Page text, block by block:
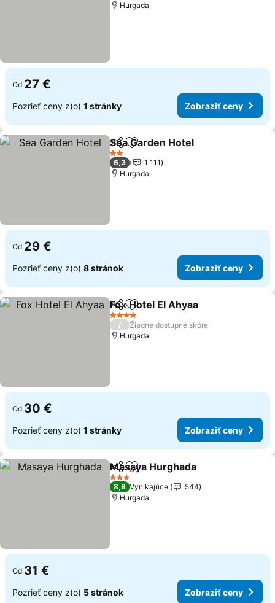
Hurgada
Od 27 €
Pozrieť ceny z(o) 1 stránky Zobraziť ceny
ZdieľaťPridať do obľúbených
Sea Garden Hotel
2 Počet hviezdičiek
6,3
1 111
Hurgada
Od 29 €
Pozrieť ceny z(o) 8 stránok Zobraziť ceny
ZdieľaťPridať do obľúbených
Fox Hotel El Ahyaa
4 Počet hviezdičiek
/
Žiadne dostupné skóre
Hurgada
Od 30 €
Pozrieť ceny z(o) 1 stránky Zobraziť ceny
ZdieľaťPridať do obľúbených
Masaya Hurghada
3 Počet hviezdičiek
8,8 Vynikajúce
544
Hurgada
Od 31 €
Pozrieť ceny z(o) 5 stránok Zobraziť ceny